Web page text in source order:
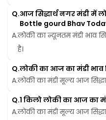
Q.आज सिद्धार्थ नगर मंडी में
Bottle gourd Bhav
A.लोकी का न्यूनतम मंडी भाव
है।
Q.लोकी का आज का मंडी भाव
A.लोकी का मंडी मूल्य आज
Q.1 किलो लोकी का आज का
A.लोकी का मंडी मूल्य आज